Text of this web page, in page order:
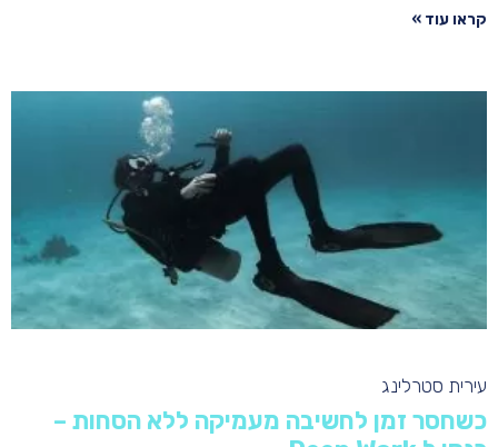
קראו עוד »
כשחסר זמן לחשיבה מעמיקה ללא הסחות –
עירית סטרלינג